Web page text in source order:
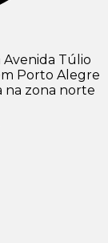
Avenida Túlio
Porto Alegre
na zona norte